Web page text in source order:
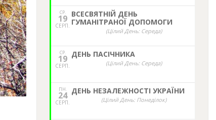
СР.
19
СЕРП.
ВСЕСВЯТНІЙ ДЕНЬ
ГУМАНІТРАНОЇ ДОПОМОГИ
(Цілий День: Середа)
СР.
19
СЕРП.
ДЕНЬ ПАСІЧНИКА
(Цілий День: Середа)
ПН.
24
СЕРП.
ДЕНЬ НЕЗАЛЕЖНОСТІ УКРАЇНИ
(Цілий День: Понеділок)